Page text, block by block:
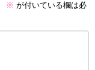
※ が付いている欄は必